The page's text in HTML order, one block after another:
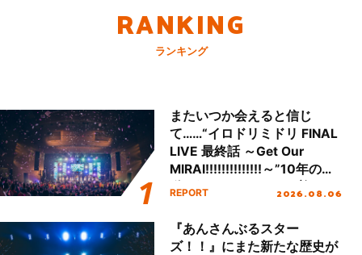
RANKING
ランキング
またいつか会えると信じ
て……“イロドリミドリ FINAL
LIVE 最終話 ～Get Our
MIRAI!!!!!!!!!!!!!!～”10年の活
動を経てファイナルを迎える
REPORT 2026.08.06
『あんさんぶるスター
ズ！！』にまた新たな歴史が